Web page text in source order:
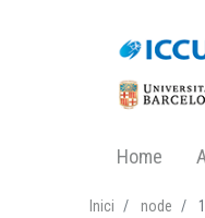
Home
Inici node